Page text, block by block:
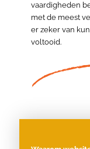
vaardigheden
met de meest
er zeker van
voltooid.